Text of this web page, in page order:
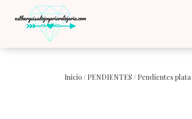
Inicio/ PENDIENTES/ Pendientes plata